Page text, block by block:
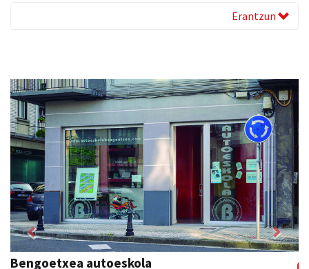
Erantzun
IZT Informatika Zerbitzu Integrala
Previous Next